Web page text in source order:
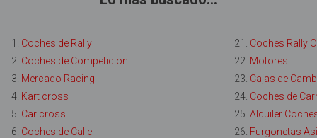
1. Coches de Rally 21. Coches Rally
2. Coches de Competicion 22. Motores
3. Mercado Racing 23. Cajas de
4. Kart cross 24. Coches de
5. Car cross 25. Alquiler
6. Coches de Calle 26. Furgonetas